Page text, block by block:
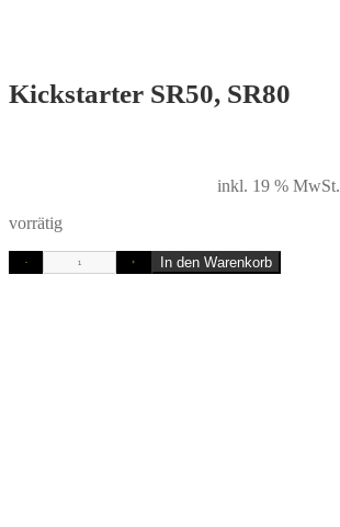
Kickstarter SR50, SR80
inkl. 19 % MwSt.
vorrätig
- + In den Warenkorb